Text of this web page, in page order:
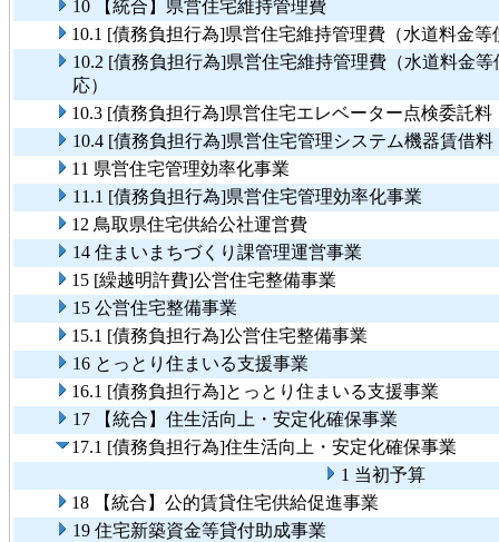
10 【統合】県営住宅維持管理費
10.1 [債務負担行為]県営住宅維持管理費（水道料金
10.2 [債務負担行為]県営住宅維持管理費（水道料金
応）
10.3 [債務負担行為]県営住宅エレベーター点検委託料
10.4 [債務負担行為]県営住宅管理システム機器賃借
11 県営住宅管理効率化事業
11.1 [債務負担行為]県営住宅管理効率化事業
12 鳥取県住宅供給公社運営費
14 住まいまちづくり課管理運営事業
15 [繰越明許費]公営住宅整備事業
15 公営住宅整備事業
15.1 [債務負担行為]公営住宅整備事業
16 とっとり住まいる支援事業
16.1 [債務負担行為]とっとり住まいる支援事業
17 【統合】住生活向上・安定化確保事業
17.1 [債務負担行為]住生活向上・安定化確保事業
1 当初予算
18 【統合】公的賃貸住宅供給促進事業
19 住宅新築資金等貸付助成事業